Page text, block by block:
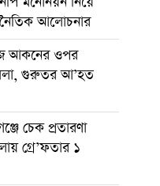
আলোচনার
আকনের ওপর
গুরুতর আ’হত
চেক প্রতারণা
গ্রে’ফতার ১